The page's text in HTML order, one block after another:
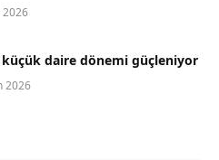
2026
daire dönemi güçleniyor
2026